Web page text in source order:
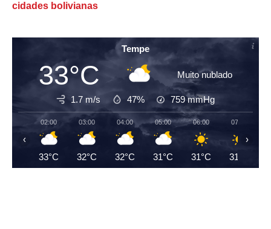
cidades bolivianas
Tempe
33°C Muito nublado
1.7 m/s 47% 759mmHg
02:00
33°C
03:00
32°C
04:00
32°C
05:00
31°C
06:00
31°C
07:00
31°C
‹ ›